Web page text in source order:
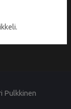
Pulkkinen